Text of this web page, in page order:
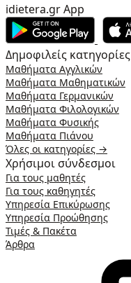
idietera.gr App
Δημοφιλείς κατηγορίες
Μαθήματα Αγγλικών
Μαθήματα Μαθηματικών
Μαθήματα Γερμανικών
Μαθήματα Φιλολογικών
Μαθήματα Φυσικής
Μαθήματα Πιάνου
Όλες οι κατηγορίες →
Χρήσιμοι σύνδεσμοι
Για τους μαθητές
Για τους καθηγητές
Υπηρεσία Επικύρωσης
Υπηρεσία Προώθησης
Τιμές & Πακέτα
Άρθρα